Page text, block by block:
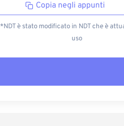
Copia negli appunti
*NDT è stato modificato in NDT che è
uso